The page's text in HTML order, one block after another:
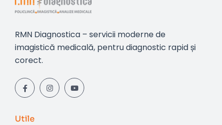
RMN Diagnostica – servicii moderne de
imagistică medicală, pentru diagnostic rapid și
corect.
Utile